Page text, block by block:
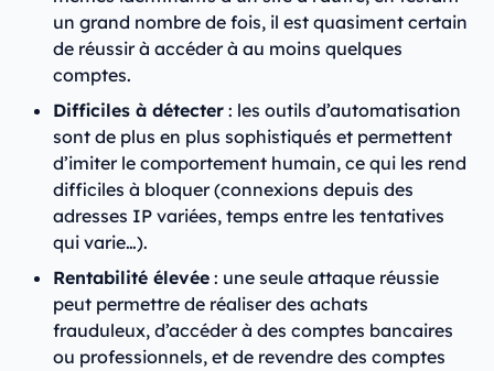
un grand nombre de fois, il est quasiment certain
de réussir à accéder à au moins quelques
comptes.
Difficiles à détecter : les outils d’automatisation
sont de plus en plus sophistiqués et permettent
d’imiter le comportement humain, ce qui les rend
difficiles à bloquer (connexions depuis des
adresses IP variées, temps entre les tentatives
qui varie…).
Rentabilité élevée : une seule attaque réussie
peut permettre de réaliser des achats
frauduleux, d’accéder à des comptes bancaires
ou professionnels, et de revendre des comptes